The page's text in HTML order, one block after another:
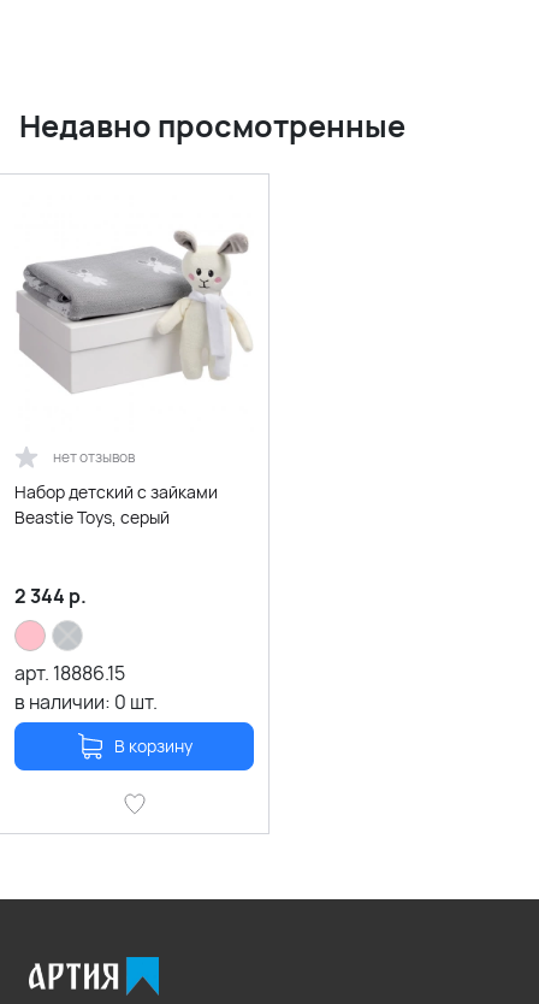
Недавно просмотренные
нет отзывов
Набор детский с зайками
Beastie Toys, серый
2 344 р.
арт. 18886.15
в наличии: 0 шт.
В корзину